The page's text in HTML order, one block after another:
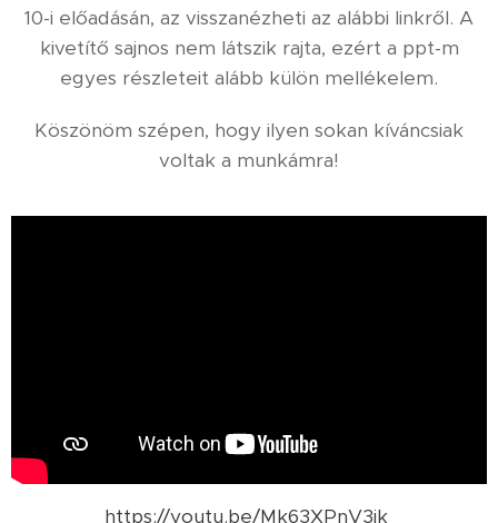
10-i előadásán, az visszanézheti az alábbi linkről. A
kivetítő sajnos nem látszik rajta, ezért a ppt-m
egyes részleteit alább külön mellékelem.
Köszönöm szépen, hogy ilyen sokan kíváncsiak
voltak a munkámra!
https://youtu.be/Mk63XPnV3jk